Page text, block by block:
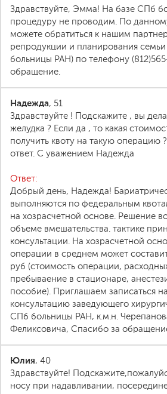
Здравствуйте, Эмма! На базе СПб
процедуру не проводим. По
можете обратиться к нашим
репродукции и планирования
больницы РАН) по телефону
обращение.
Надежда, 51
Здравствуйте ! Подскажите , вы
желудка ? Если да , то какая
получить квоту на такую операцию
ответ. С уважением Надежда
Ответ:
Добрый день, Надежда!
выполняются по федеральным
на хозрасчетной основе. Решение
объеме вмешательства. тактике
консультации. На хозрасчетной
операции в среднем может
руб (стоимость операции,
пребываение в стационаре,
пособие). Приглашаем записаться
консультацию заведующего
СПб больницы РАН, к.м.н.
Феликсовича, Спасибо за
Юлия, 40
Здравствуйте!
носу при надавливании,